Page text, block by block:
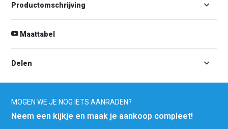
Productomschrijving
Maattabel
Delen
MOGEN WE JE NOG IETS AANRADEN?
Neem een kijkje en maak je aankoop compleet!